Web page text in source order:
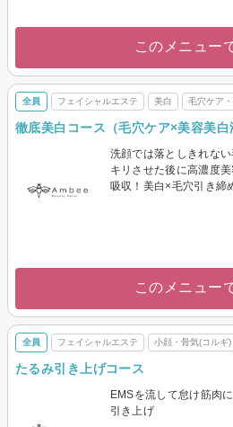
このメニュー
全員 フェイシャルエステ 美白 毛穴ケア
徹底美白コース（毛穴ケア×美容美白
洗顔では落としきれな
キリさせた後に高濃度
吸収！美白×毛穴引き締
このメニュー
全員 フェイシャルエステ 小顔・骨気(コルギ)
たるみ引き上げコース
EMSを流して怠け筋肉
引き上げ